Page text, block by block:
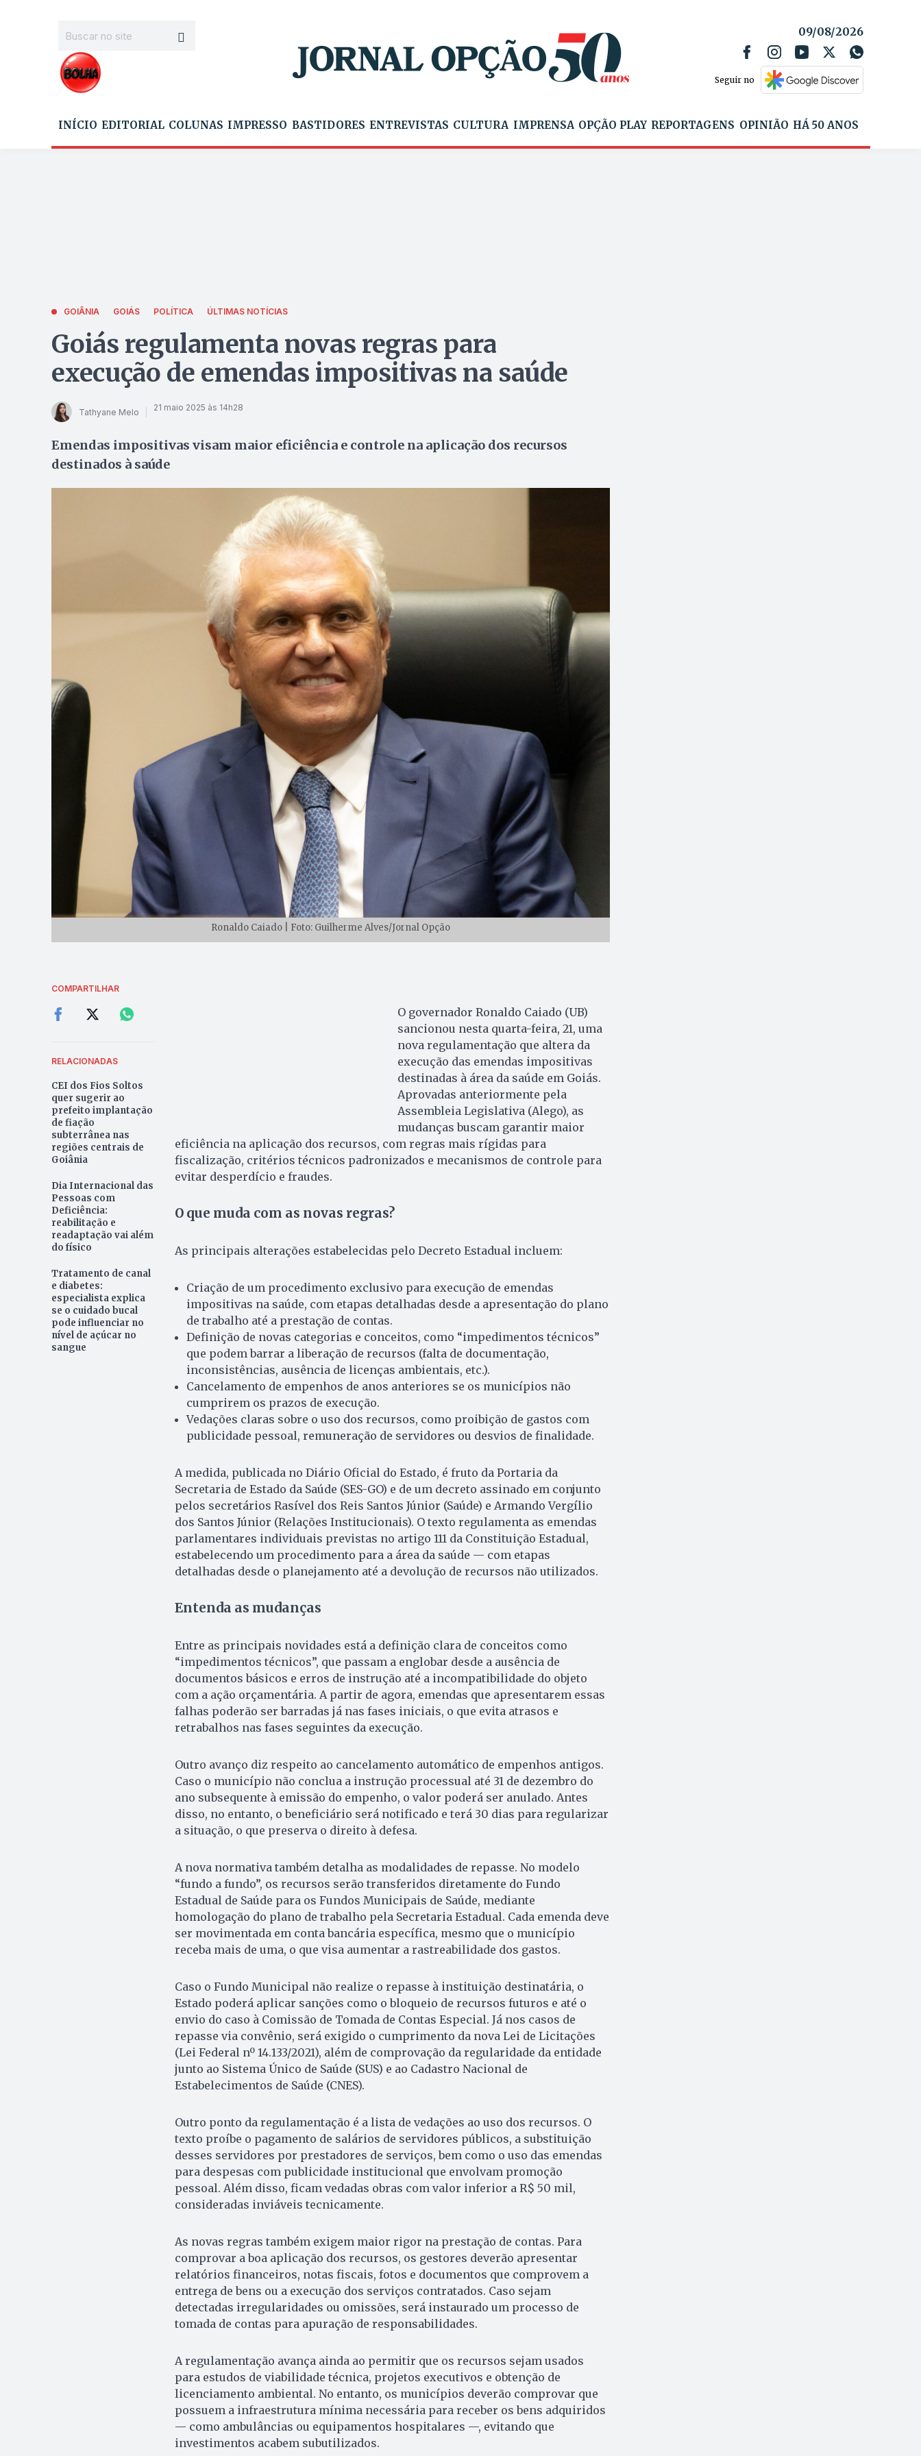
09/08/2026
Seguir no
INÍCIO EDITORIAL COLUNAS IMPRESSO BASTIDORES ENTREVISTAS CULTURA IMPRENSA OPÇÃO PLAY REPORTAGENS OPINIÃO HÁ 50 ANOS
GOIÂNIA GOIÁS POLÍTICA ÚLTIMAS NOTÍCIAS
Goiás regulamenta novas regras para
execução de emendas impositivas na saúde
Tathyane Melo 21 maio 2025 às 14h28
Emendas impositivas visam maior eficiência e controle na aplicação dos recursos
destinados à saúde
Ronaldo Caiado | Foto: Guilherme Alves/Jornal Opção
COMPARTILHAR
RELACIONADAS
CEI dos Fios Soltos
quer sugerir ao
prefeito implantação
de fiação
subterrânea nas
regiões centrais de
Goiânia
Dia Internacional das
Pessoas com
Deficiência:
reabilitação e
readaptação vai além
do físico
Tratamento de canal
e diabetes:
especialista explica
se o cuidado bucal
pode influenciar no
nível de açúcar no
sangue
O governador Ronaldo Caiado (UB)
sancionou nesta quarta-feira, 21, uma
nova regulamentação que altera da
execução das emendas impositivas
destinadas à área da saúde em Goiás.
Aprovadas anteriormente pela
Assembleia Legislativa (Alego), as
mudanças buscam garantir maior
eficiência na aplicação dos recursos, com regras mais rígidas para
fiscalização, critérios técnicos padronizados e mecanismos de controle para
evitar desperdício e fraudes.
O que muda com as novas regras?
As principais alterações estabelecidas pelo Decreto Estadual incluem:
Criação de um procedimento exclusivo para execução de emendas
impositivas na saúde, com etapas detalhadas desde a apresentação do plano
de trabalho até a prestação de contas.
Definição de novas categorias e conceitos, como “impedimentos técnicos”
que podem barrar a liberação de recursos (falta de documentação,
inconsistências, ausência de licenças ambientais, etc.).
Cancelamento de empenhos de anos anteriores se os municípios não
cumprirem os prazos de execução.
Vedações claras sobre o uso dos recursos, como proibição de gastos com
publicidade pessoal, remuneração de servidores ou desvios de finalidade.
A medida, publicada no Diário Oficial do Estado, é fruto da Portaria da
Secretaria de Estado da Saúde (SES-GO) e de um decreto assinado em conjunto
pelos secretários Rasível dos Reis Santos Júnior (Saúde) e Armando Vergílio
dos Santos Júnior (Relações Institucionais). O texto regulamenta as emendas
parlamentares individuais previstas no artigo 111 da Constituição Estadual,
estabelecendo um procedimento para a área da saúde — com etapas
detalhadas desde o planejamento até a devolução de recursos não utilizados.
Entenda as mudanças
Entre as principais novidades está a definição clara de conceitos como
“impedimentos técnicos”, que passam a englobar desde a ausência de
documentos básicos e erros de instrução até a incompatibilidade do objeto
com a ação orçamentária. A partir de agora, emendas que apresentarem essas
falhas poderão ser barradas já nas fases iniciais, o que evita atrasos e
retrabalhos nas fases seguintes da execução.
Outro avanço diz respeito ao cancelamento automático de empenhos antigos.
Caso o município não conclua a instrução processual até 31 de dezembro do
ano subsequente à emissão do empenho, o valor poderá ser anulado. Antes
disso, no entanto, o beneficiário será notificado e terá 30 dias para regularizar
a situação, o que preserva o direito à defesa.
A nova normativa também detalha as modalidades de repasse. No modelo
“fundo a fundo”, os recursos serão transferidos diretamente do Fundo
Estadual de Saúde para os Fundos Municipais de Saúde, mediante
homologação do plano de trabalho pela Secretaria Estadual. Cada emenda deve
ser movimentada em conta bancária específica, mesmo que o município
receba mais de uma, o que visa aumentar a rastreabilidade dos gastos.
Caso o Fundo Municipal não realize o repasse à instituição destinatária, o
Estado poderá aplicar sanções como o bloqueio de recursos futuros e até o
envio do caso à Comissão de Tomada de Contas Especial. Já nos casos de
repasse via convênio, será exigido o cumprimento da nova Lei de Licitações
(Lei Federal nº 14.133/2021), além de comprovação da regularidade da entidade
junto ao Sistema Único de Saúde (SUS) e ao Cadastro Nacional de
Estabelecimentos de Saúde (CNES).
Outro ponto da regulamentação é a lista de vedações ao uso dos recursos. O
texto proíbe o pagamento de salários de servidores públicos, a substituição
desses servidores por prestadores de serviços, bem como o uso das emendas
para despesas com publicidade institucional que envolvam promoção
pessoal. Além disso, ficam vedadas obras com valor inferior a R$ 50 mil,
consideradas inviáveis tecnicamente.
As novas regras também exigem maior rigor na prestação de contas. Para
comprovar a boa aplicação dos recursos, os gestores deverão apresentar
relatórios financeiros, notas fiscais, fotos e documentos que comprovem a
entrega de bens ou a execução dos serviços contratados. Caso sejam
detectadas irregularidades ou omissões, será instaurado um processo de
tomada de contas para apuração de responsabilidades.
A regulamentação avança ainda ao permitir que os recursos sejam usados
para estudos de viabilidade técnica, projetos executivos e obtenção de
licenciamento ambiental. No entanto, os municípios deverão comprovar que
possuem a infraestrutura mínima necessária para receber os bens adquiridos
— como ambulâncias ou equipamentos hospitalares —, evitando que
investimentos acabem subutilizados.